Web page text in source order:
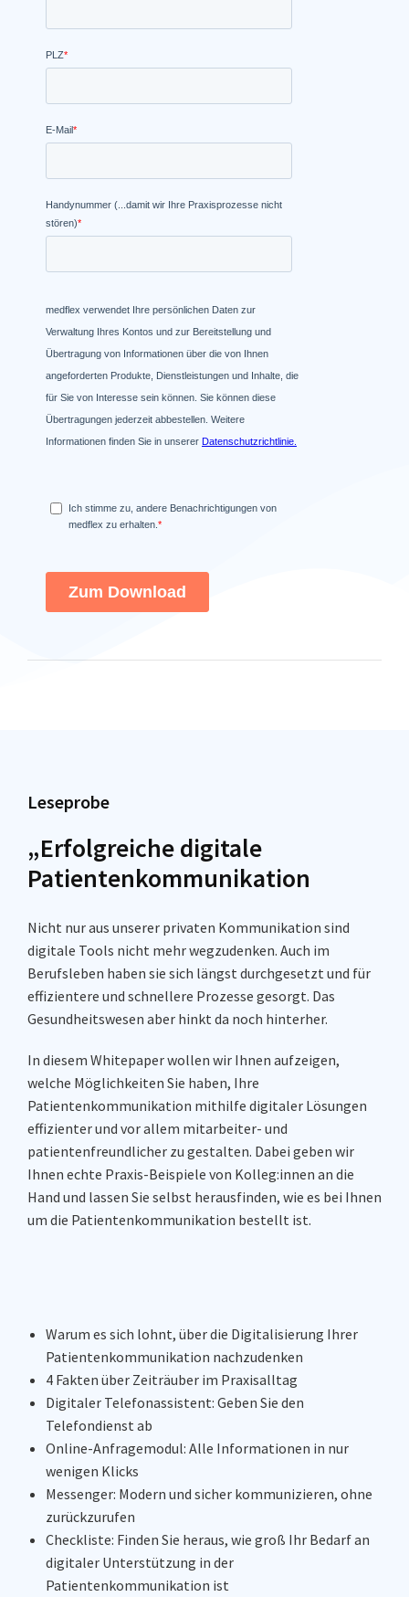
Leseprobe
„Erfolgreiche digitale
Patientenkommunikation
Nicht nur aus unserer privaten Kommunikation sind
digitale Tools nicht mehr wegzudenken. Auch im
Berufsleben haben sie sich längst durchgesetzt und für
effizientere und schnellere Prozesse gesorgt. Das
Gesundheitswesen aber hinkt da noch hinterher.
In diesem Whitepaper wollen wir Ihnen aufzeigen,
welche Möglichkeiten Sie haben, Ihre
Patientenkommunikation mithilfe digitaler Lösungen
effizienter und vor allem mitarbeiter- und
patientenfreundlicher zu gestalten. Dabei geben wir
Ihnen echte Praxis-Beispiele von Kolleg:innen an die
Hand und lassen Sie selbst herausfinden, wie es bei Ihnen
um die Patientenkommunikation bestellt ist.
Warum es sich lohnt, über die Digitalisierung Ihrer
Patientenkommunikation nachzudenken
4 Fakten über Zeiträuber im Praxisalltag
Digitaler Telefonassistent: Geben Sie den
Telefondienst ab
Online-Anfragemodul: Alle Informationen in nur
wenigen Klicks
Messenger: Modern und sicher kommunizieren, ohne
zurückzurufen
Checkliste: Finden Sie heraus, wie groß Ihr Bedarf an
digitaler Unterstützung in der
Patientenkommunikation ist